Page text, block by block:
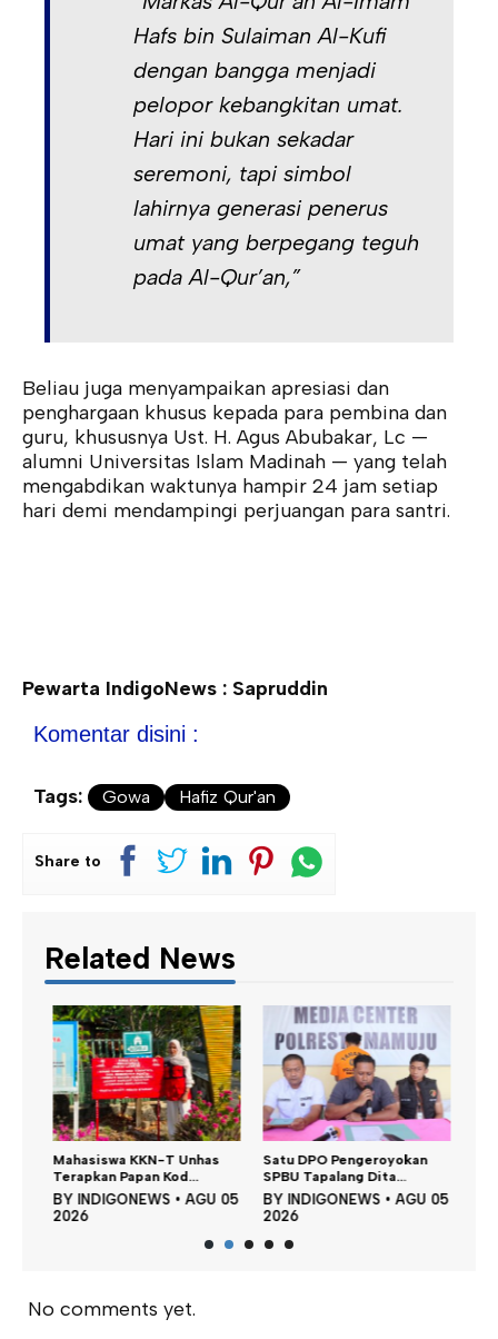
Hafs bin Sulaiman Al-Kufi
dengan bangga menjadi
pelopor kebangkitan umat.
Hari ini bukan sekadar
seremoni, tapi simbol
lahirnya generasi penerus
umat yang berpegang teguh
pada Al-Qur’an,”
Beliau juga menyampaikan apresiasi dan
penghargaan khusus kepada para pembina dan
guru, khususnya Ust. H. Agus Abubakar, Lc —
alumni Universitas Islam Madinah — yang telah
mengabdikan waktunya hampir 24 jam setiap
hari demi mendampingi perjuangan para santri.
Pewarta IndigoNews : Sapruddin
Komentar disini :
Tags: Gowa Hafiz Qur'an
Share to
Related News
Mahasiswa KKN-T Unhas
Terapkan Papan Kod...
BYINDIGONEWS •AGU 05
2026
Satu DPO Pengeroyokan
SPBU Tapalang Dita...
BYINDIGONEWS •AGU 05
2026
No comments yet.